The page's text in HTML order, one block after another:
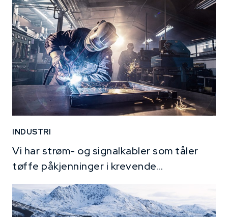
INDUSTRI
Vi har strøm- og signalkabler som tåler
tøffe påkjenninger i krevende...